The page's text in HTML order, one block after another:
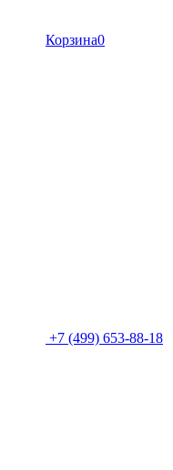
Корзина0
+7 (499) 653-88-18